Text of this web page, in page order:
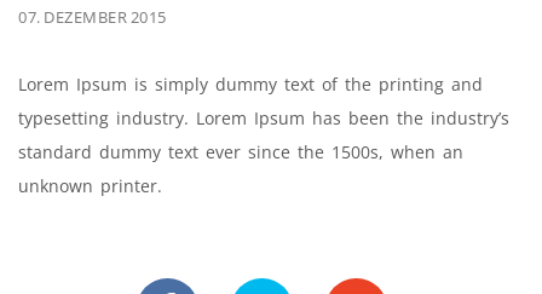
07. DEZEMBER 2015
Lorem Ipsum is simply dummy text of the printing and
typesetting industry. Lorem Ipsum has been the industry’s
standard dummy text ever since the 1500s, when an
unknown printer.